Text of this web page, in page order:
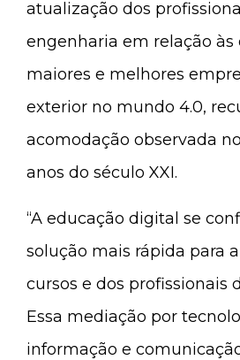
atualização dos
engenharia em relação às
maiores e melhores
exterior no mundo 4.0,
acomodação observada
anos do século XXI.
“A educação digital se
solução mais rápida para
cursos e dos profissionais
Essa mediação por
informação e